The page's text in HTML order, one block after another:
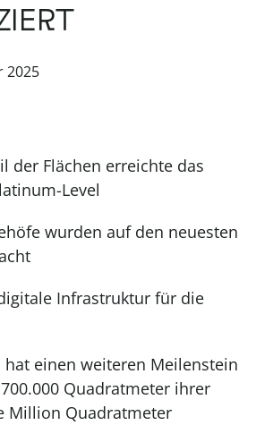
2025
der Flächen erreichte das
Level
wurden auf den neuesten
Infrastruktur für die
hat einen weiteren Meilenstein
Quadratmeter ihrer
Million Quadratmeter